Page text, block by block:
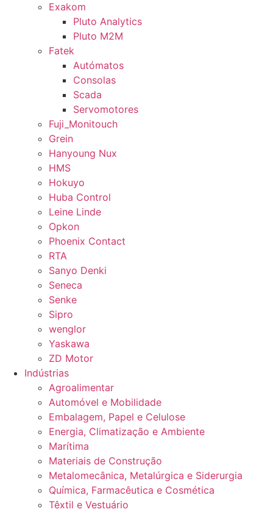
Exakom
Pluto Analytics
Pluto M2M
Fatek
Autómatos
Consolas
Scada
Servomotores
Fuji_Monitouch
Grein
Hanyoung Nux
HMS
Hokuyo
Huba Control
Leine Linde
Opkon
Phoenix Contact
RTA
Sanyo Denki
Seneca
Senke
Sipro
wenglor
Yaskawa
ZD Motor
Indústrias
Agroalimentar
Automóvel e Mobilidade
Embalagem, Papel e Celulose
Energia, Climatização e Ambiente
Marítima
Materiais de Construção
Metalomecânica, Metalúrgica e Siderurgia
Química, Farmacêutica e Cosmética
Têxtil e Vestuário